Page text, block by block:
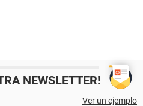
NEWSLETTER!
Ver un ejemplo